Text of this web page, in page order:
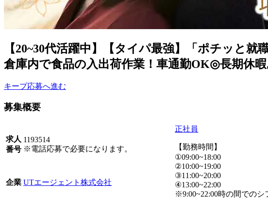
【20~30代活躍中】【タイパ最強】「ポチッと
倉庫内で食品の入出荷作業！車通勤OK◎長期休暇
キープ応募へ進む
募集概要
求人
番号
1193514
※電話応募で必要になります。
企業 UTエージェント株式会社
正社員
【勤務時間】
①09:00~18:00
②10:00~19:00
③11:00~20:00
④13:00~22:00
※9:00~22:00時の間でのシ